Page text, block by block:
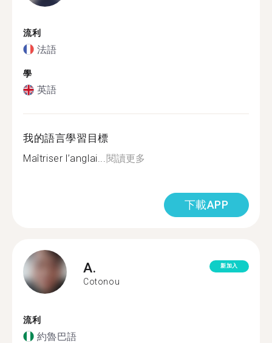
流利
法語
學
英語
我的語言學習目標
Maîtriser l’anglai...閱讀更多
下載APP
A.
Cotonou
新加入
流利
約魯巴語